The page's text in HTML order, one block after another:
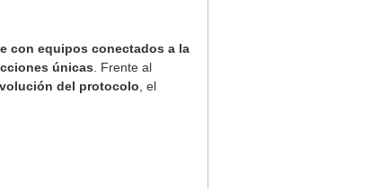
con equipos conectados a la
únicas . Frente al
del protocolo , el